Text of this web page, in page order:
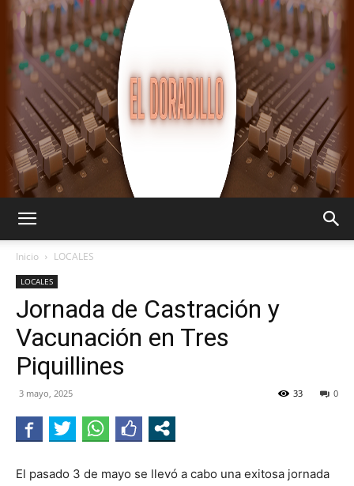
DORADILLO
Inicio LOCALES
LOCALES
Jornada de Castración y
Vacunación en Tres
Piquillines
3 mayo, 2025 0
33
El pasado 3 de mayo se llevó a cabo una exitosa jornada